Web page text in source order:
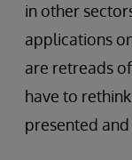
in other
applications
are retreads
have to
presented and